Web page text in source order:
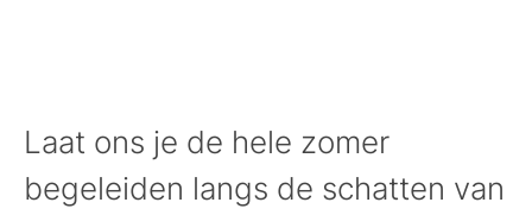
Laat ons je de hele zomer
begeleiden langs de schatten van